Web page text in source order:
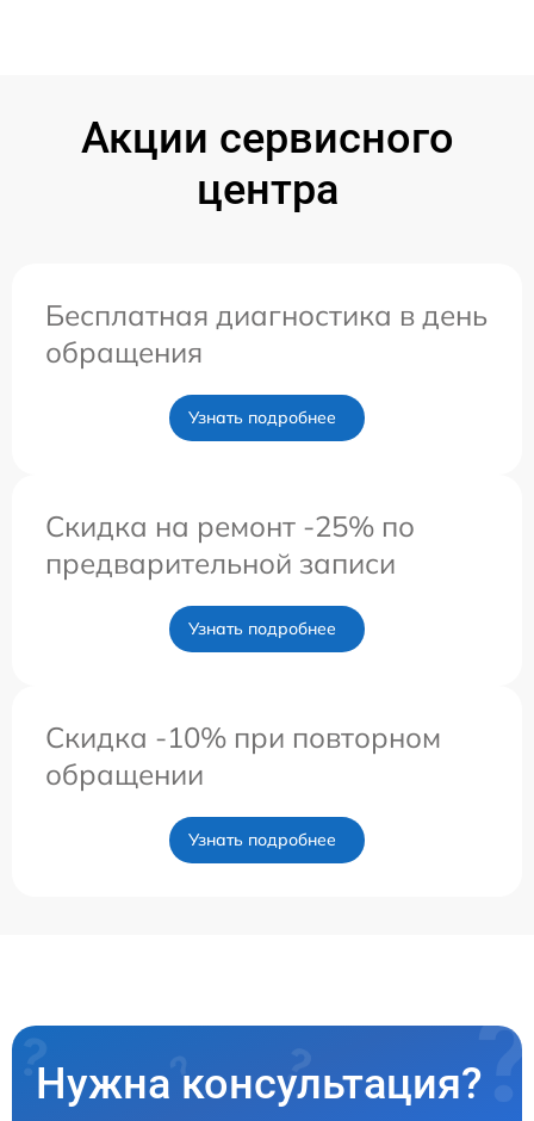
Акции сервисного
центра
Бесплатная диагностика в день
обращения
Узнать подробнее
Скидка на ремонт -25% по
предварительной записи
Узнать подробнее
Скидка -10% при повторном
обращении
Узнать подробнее
Нужна консультация?